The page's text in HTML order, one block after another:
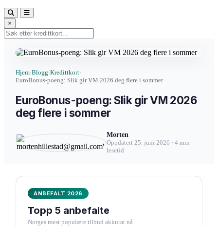
×
Hjem›Blogg›Kredittkort›
EuroBonus-poeng: Slik gir VM 2026 deg flere i sommer
EuroBonus-poeng: Slik gir VM 2026
deg flere i sommer
Morten
Oppdatert 25. juni 2026 · 4 min
lesetid
ANBEFALT 2026
Topp 5 anbefalte
Norges mest populære tilbud akkurat nå